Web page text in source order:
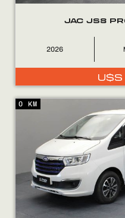
JAC JS8
2026
U$S
0 KM